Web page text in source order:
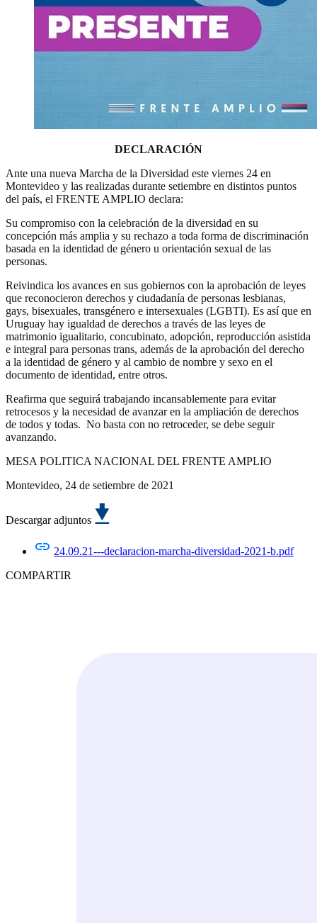
DECLARACIÓN
Ante una nueva Marcha de la Diversidad este viernes 24 en
Montevideo y las realizadas durante setiembre en distintos puntos
del país, el FRENTE AMPLIO declara:
Su compromiso con la celebración de la diversidad en su
concepción más amplia y su rechazo a toda forma de discriminación
basada en la identidad de género u orientación sexual de las
personas.
Reivindica los avances en sus gobiernos con la aprobación de leyes
que reconocieron derechos y ciudadanía de personas lesbianas,
gays, bisexuales, transgénero e intersexuales (LGBTI). Es así que en
Uruguay hay igualdad de derechos a través de las leyes de
matrimonio igualitario, concubinato, adopción, reproducción asistida
e integral para personas trans, además de la aprobación del derecho
a la identidad de género y al cambio de nombre y sexo en el
documento de identidad, entre otros.
Reafirma que seguirá trabajando incansablemente para evitar
retrocesos y la necesidad de avanzar en la ampliación de derechos
de todos y todas. No basta con no retroceder, se debe seguir
avanzando.
MESA POLITICA NACIONAL DEL FRENTE AMPLIO
Montevideo, 24 de setiembre de 2021
Descargar adjuntos
24.09.21---declaracion-marcha-diversidad-2021-b.pdf
COMPARTIR